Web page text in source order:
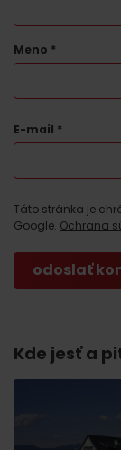
Meno *
E-mail *
Táto stránka je
Google. Ochrana
Kde jesť a